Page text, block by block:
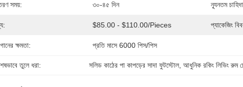
সময়: ৩০-৪৫ দিন ন্যূনতম
$85.00 - $110.00/pieces প্যাকেজিং
ক্ষমতা: প্রতি মাসে 6000 পিস/পিস
তুলে ধরা: সলিড কাঠের পা কাপড়ের সাদা ফুটস্টোল , আধুনিক রকিং লিভিং রুম